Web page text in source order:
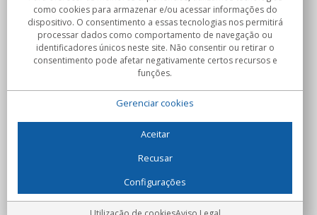
Compromissos
Compras
C/Flassaders, 13, Nave 6, 08130 Santa Perpètua de Mogoda
(Barcelona) - Espanha
Locura Digital - Todos os direitos reservados
como cookies para armazenar e/ou acessar informações do
dispositivo. O consentimento a essas tecnologias nos permitirá
processar dados como comportamento de navegação ou
identificadores únicos neste site. Não consentir ou retirar o
consentimento pode afetar negativamente certos recursos e
funções.
Gerenciar cookies
Aceitar
Recusar
Configurações